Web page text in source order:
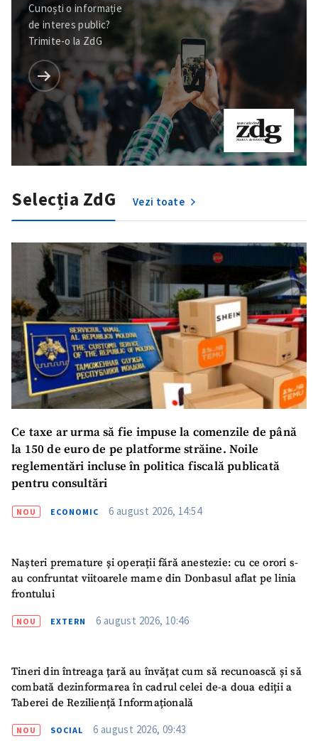
Cunoști o informație
de interes public?
Trimite-o la ZdG
Selecția ZdG Vezi toate
Ce taxe ar urma să fie impuse la comenzile de până
la 150 de euro de pe platforme străine. Noile
reglementări incluse în politica fiscală publicată
pentru consultări
NOU ECONOMIC 6 august 2026, 14:54
Nașteri premature și operații fără anestezie: cu ce orori s-
au confruntat viitoarele mame din Donbasul aflat pe linia
frontului
NOU EXTERN 6 august 2026, 10:46
Tineri din întreaga țară au învățat cum să recunoască și să
combată dezinformarea în cadrul celei de-a doua ediții a
Taberei de Reziliență Informațională
NOU SOCIAL 6 august 2026, 09:43